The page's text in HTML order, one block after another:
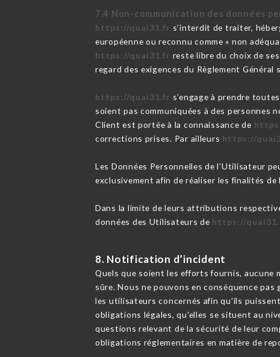
7.4 Non-communication des données
https://quai31.fr s’interdit de traiter,
européenne ou reconnu comme « non
https://quai31.fr reste libre du choix de
regard des exigences du Règlement
https://quai31.fr s’engage à prendre
soient pas communiquées à des
Client est portée à la connaissance de
corrections prises. Par ailleurs https://
Les Données Personnelles de l’Utilisateur
exclusivement afin de réaliser les finalités
Dans la limite de leurs attributions
données des Utilisateurs de https://
8. Notification d’incident
Quels que soient les efforts fournis,
sûre. Nous ne pouvons en conséquence
les utilisateurs concernés afin qu'ils
obligations légales, qu'elles se situent au
questions relevant de la sécurité de leur
obligations réglementaires en matière de